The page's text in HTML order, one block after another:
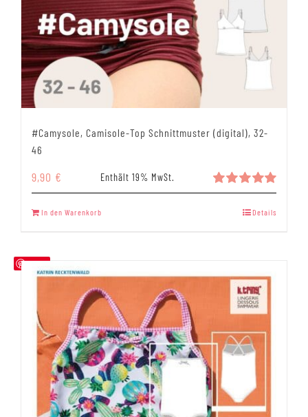
#Camysole, Camisole-Top Schnittmuster (digital), 32-
46
Bewertet
5.00
9,90 € Enthält 19% MwSt.
In den Warenkorb Details
Save